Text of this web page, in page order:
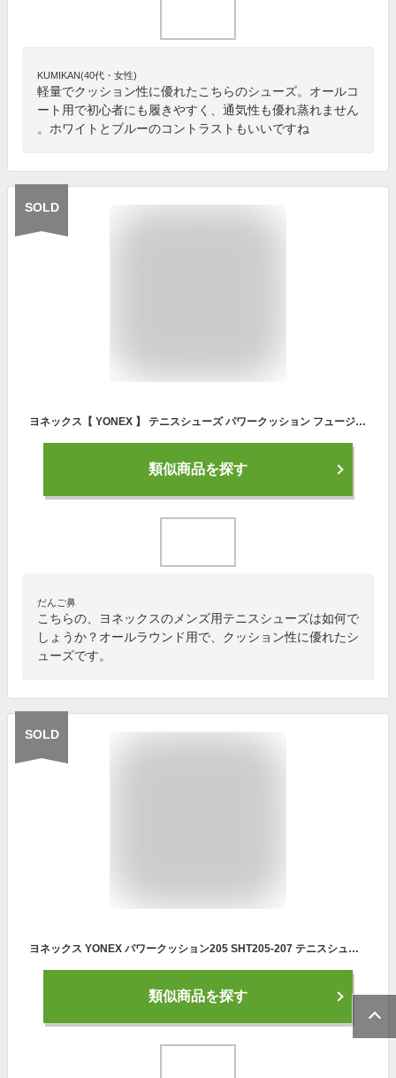
KUMIKAN(40代・女性)
軽量でクッション性に優れたこちらのシューズ。オールコ
ート用で初心者にも履きやすく、通気性も優れ蒸れません
。ホワイトとブルーのコントラストもいいですね
SOLD
ヨネックス【 YONEX 】 テニスシューズ パワークッション フュージョンレブ 4 メン AC 2022年春夏新色【 SHTF4MAC オールコート用 POWER CUSHION 3E 】【あす楽対応】【メール便不可】[物流倉庫]
類似商品を探す
だんご鼻
こちらの、ヨネックスのメンズ用テニスシューズは如何で
しょうか？オールラウンド用で、クッション性に優れたシ
ューズです。
SOLD
ヨネックス YONEX パワークッション205 SHT205-207 テニスシューズ メンズオールコート用 3E ホワイト/ブルー 初心者向け 中学部活 新入部員
類似商品を探す